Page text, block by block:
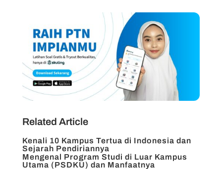
Related Article
Kenali 10 Kampus Tertua di Indonesia dan
Sejarah Pendiriannya
Mengenal Program Studi di Luar Kampus
Utama (PSDKU) dan Manfaatnya